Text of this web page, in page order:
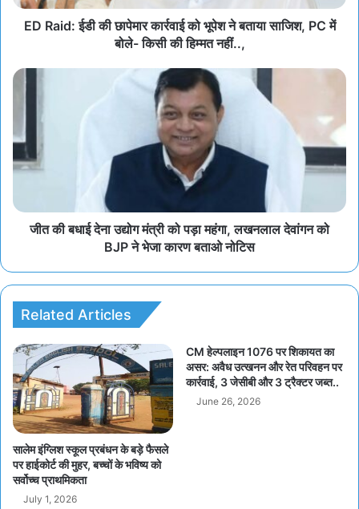
ED Raid: ईडी की छापेमार कार्रवाई को भूपेश ने बताया साजिश, PC में
बोले- किसी की हिम्मत नहीं..,
जीत की बधाई देना उद्योग मंत्री को पड़ा महंगा, लखनलाल देवांगन को
BJP ने भेजा कारण बताओ नोटिस
Related Articles
सालेम इंग्लिश स्कूल प्रबंधन के बड़े फैसले
पर हाईकोर्ट की मुहर, बच्चों के भविष्य को
सर्वोच्च प्राथमिकता
July 1, 2026
CM हेल्पलाइन 1076 पर शिकायत का
असर: अवैध उत्खनन और रेत परिवहन पर
कार्रवाई, 3 जेसीबी और 3 ट्रैक्टर जब्त..
June 26, 2026